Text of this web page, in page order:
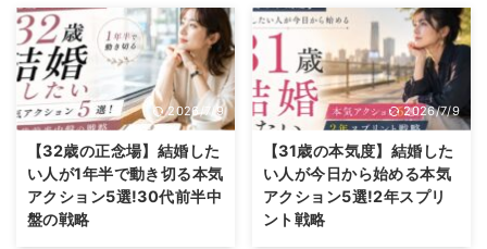
2026/7/9
【32歳の正念場】結婚した
い人が1年半で動き切る本気
アクション5選!30代前半中
盤の戦略
2026/7/9
【31歳の本気度】結婚した
い人が今日から始める本気
アクション5選!2年スプリ
ント戦略